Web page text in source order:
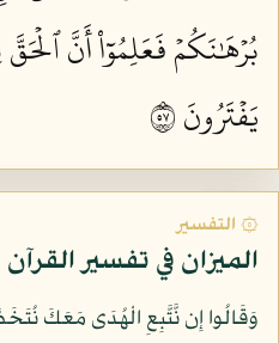
بُرۡهَٰنَكُمۡ فَعَلِمُوٓاْ أَنَّ
يَفۡتَرُونَ ٧٥
۞ التفسير
الميزان في تفسير القرآن
وَقَالُوا إِن نَّتَّبِعِ الْهُدَى مَعَكَ